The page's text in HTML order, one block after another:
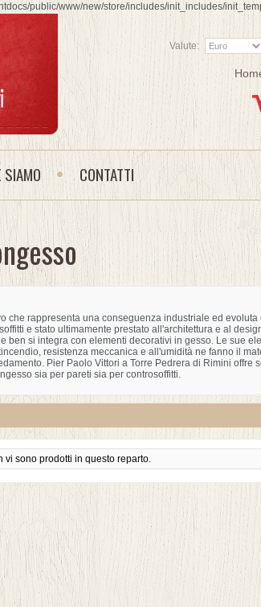
public/www/new/store/includes/init_includes/
Valute:
SIAMO CONTATTI
che rappresenta una conseguenza industriale ed evoluta
e stato ultimamente prestato all'architettura e al
ben si integra con elementi decorativi in gesso. Le sue
resistenza meccanica e all'umidità ne fanno il
Pier Paolo Vittori a Torre Pedrera di Rimini offre
sia per pareti sia per controsoffitti.
vi sono prodotti in questo reparto.